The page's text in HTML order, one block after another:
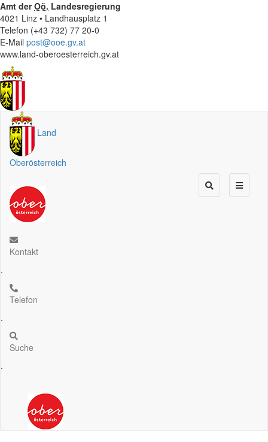
Amt derOö. Landesregierung
4021 Linz • Landhausplatz 1
Telefon (+43 732) 77 20-0
E-Mail post@ooe.gv.at
www.land-oberoesterreich.gv.at
Land
Oberösterreich
Kontakt
.
Telefon
.
Suche
.